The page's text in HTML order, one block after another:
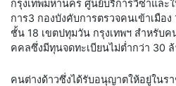
กรุงเทพมหานคร ศูนย์บริการวีซ่าแล
การ3 กองบังคับการตรวจคนเข้าเมือ
ชั้น 18 เขตปทุมวัน กรุงเทพฯ สำหรับ
คคลซึ่งมีทุนจดทะเบียนไม่ต่ำกว่า 30
คนต่างด้าวซึ่งได้รับอนุญาตให้อยู่ในร